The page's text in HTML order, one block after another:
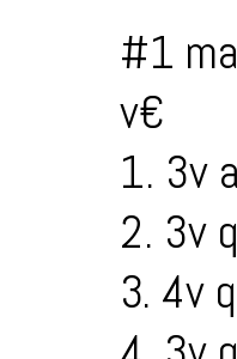
#1
v€
1. 3v
2. 3v
3. 4v